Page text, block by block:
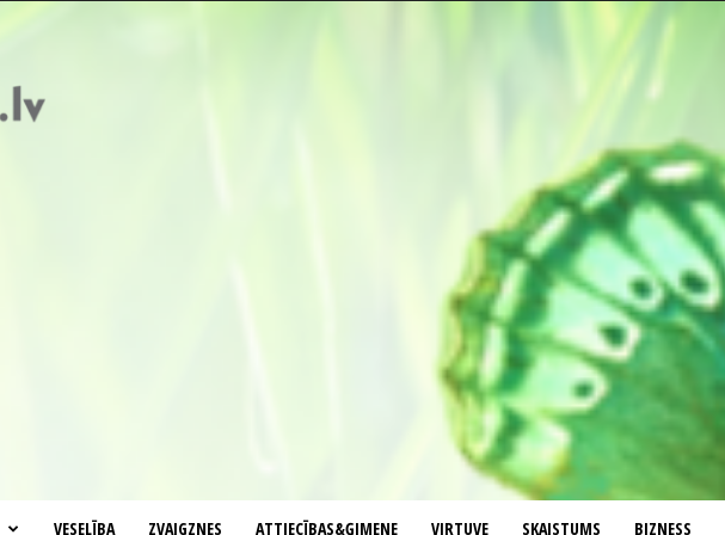
VESELĪBA ZVAIGZNES ATTIECĪBAS&ĢIMENE VIRTUVE SKAISTUMS BIZNESS